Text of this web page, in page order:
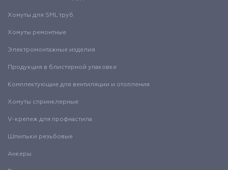
Хомуты для SML труб
Хомуты ремонтные
Электромонтажные изделия
Продукция в блистерной упаковке
Комплектующие для вентиляции и отопления
Хомуты спринклерные
V-крепеж для профнастила
Шпильки резьбовые
Анкеры